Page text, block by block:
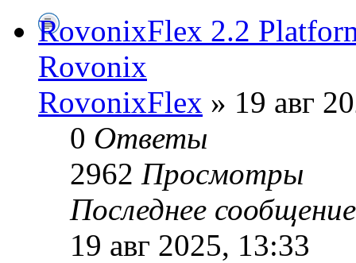
RovonixFlex 2.2
Rovonix
RovonixFlex » 19 авг
0 Ответы
2962 Просмотры
Последнее
19 авг 2025, 13:33